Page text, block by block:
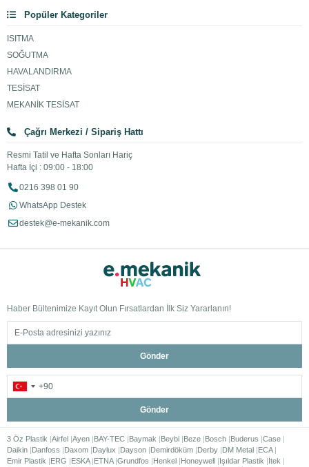
Popüler Kategoriler
ISITMA
SOĞUTMA
HAVALANDIRMA
TESİSAT
MEKANİK TESİSAT
Çağrı Merkezi / Sipariş Hattı
Resmi Tatil ve Hafta Sonları Hariç
Hafta İçi : 09:00 - 18:00
0216 398 01 90
WhatsApp Destek
destek@e-mekanik.com
Haber Bültenimize Kayıt Olun Fırsatlardan İlk Siz Yararlanın!
Gönder
Gönder
3 Öz Plastik Airfel Ayen BAY-TEC Baymak Beybi Beze Bosch Buderus Case
Daikin Danfoss Daxom Daylux Dayson Demirdöküm Derby DM Metal ECA
Emir Plastik
ERG ESKA ETNA Grundfos Henkel Honeywell Işıldar Plastik
İtek